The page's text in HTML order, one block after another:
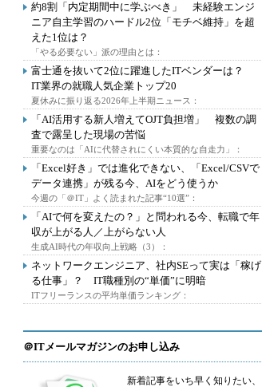
約8割「内定期間中に学ぶべき」 未経験エンジ
ニア自主学習のハードル2位「モチベ維持」を超
えた1位は？
「やる必要ない」派の理由とは：
富士通を抜いて2位に躍進したITベンダーは？
IT業界の就職人気企業トップ20
夏休みに振り返る2026年上半期ニュース：
「AI活用する新人増えてOJT負担増」 複数の調
査で露呈した現場の苦悩
重要なのは「AIに代替されにくい本質的な自走力」：
「Excel好き」では進化できない、「Excel/CSVで
データ連携」が残る今、AIをどう使うか
今週の「＠IT」よく読まれた記事“10選”：
「AIで何を変えたの？」と問われる今、転職で年
収が上がる人／上がらない人
生成AI時代の年収向上戦略（3）：
ネットワークエンジニア、社内SEって実は「稼げ
る仕事」？ IT職種別の“単価”に明暗
ITフリーランスの平均単価ランキング：
＠ITメールマガジンのお申し込み
新着記事をいち早く知りたい、